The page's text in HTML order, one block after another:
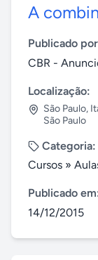
A
Publicado
CBR -
Localização:
São Paulo,
São Paulo
Categoria:
Cursos »
Publicado
14/12/2015